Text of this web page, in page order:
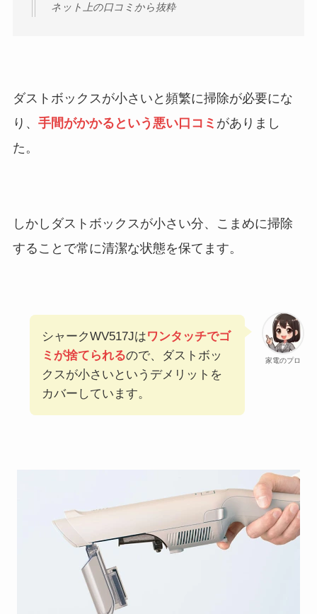
ネット上の口コミから抜粋
ダストボックスが小さいと頻繁に掃除が必要にな
り、 手間がかかるという悪い口コミ がありまし
た。
しかしダストボックスが小さい分、こまめに掃除
することで常に清潔な状態を保てます。
家電のプロ
シャークWV517Jはワンタッチでゴ
ミが捨てられるので、ダストボッ
クスが小さいというデメリットを
カバーしています。